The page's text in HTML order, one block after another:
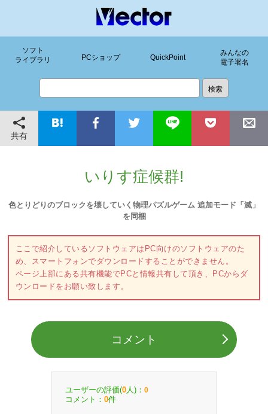
ソフト
ライブラリ
PCショップ QuickPoint
みんなの
電子署名
共有
いりす症候群!
色とりどりのブロックを壊していく物理パズルゲーム 追加モード「滅」
を同梱
ここで紹介しているソフトウェアはPC向けのソフトウェアのた
め、スマートフォンでダウンロードすることができません。
ページ上部にある共有機能でPCと情報共有して頂き、PCからダ
ウンロードをお願い致します。
コメント
ユーザーの評価(0 人)： 0
コメント： 0件